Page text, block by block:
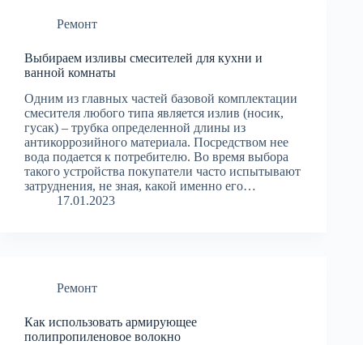
Ремонт
Выбираем изливы смесителей для кухни и
ванной комнаты
Одним из главных частей базовой комплектации
смесителя любого типа является излив (носик,
гусак) – трубка определенной длины из
антикоррозийного материала. Посредством нее
вода подается к потребителю. Во время выбора
такого устройства покупатели часто испытывают
затруднения, не зная, какой именно его…
17.01.2023
Ремонт
Как использовать армирующее
полипропиленовое волокно